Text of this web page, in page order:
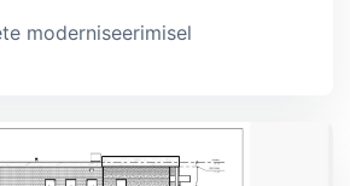
moderniseerimisel